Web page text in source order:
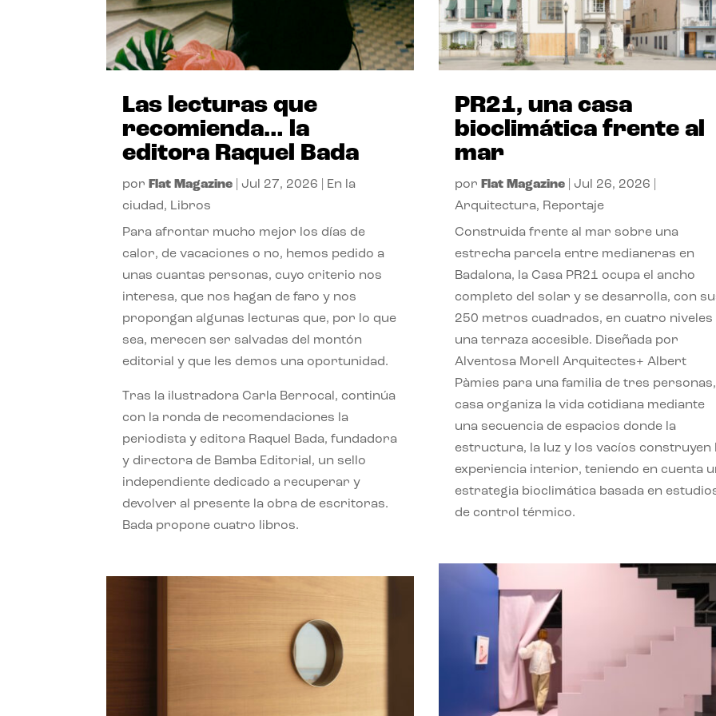
Las lecturas que
recomienda… la
editora Raquel Bada
por Flat Magazine Jul 27, 2026
En la
ciudad, Libros
Para afrontar mucho mejor los días de
calor, de vacaciones o no, hemos pedido a
unas cuantas personas, cuyo criterio nos
interesa, que nos hagan de faro y nos
propongan algunas lecturas que, por lo que
sea, merecen ser salvadas del montón
editorial y que les demos una oportunidad.
Tras la ilustradora Carla Berrocal, continúa
con la ronda de recomendaciones la
periodista y editora Raquel Bada, fundadora
y directora de Bamba Editorial, un sello
independiente dedicado a recuperar y
devolver al presente la obra de escritoras.
Bada propone cuatro libros.
PR21, una casa
bioclimática frente al
mar
por Flat Magazine| Jul 26, 2026
Arquitectura, Reportaje
Construida frente al mar sobre una
estrecha parcela entre medianeras en
Badalona, la Casa PR21 ocupa el ancho
completo del solar y se desarrolla, con
250 metros cuadrados, en cuatro niveles
una terraza accesible. Diseñada por
Alventosa Morell Arquitectes+ Albert
Pàmies para una familia de tres
casa organiza la vida cotidiana mediante
una secuencia de espacios donde la
estructura, la luz y los vacíos construyen
experiencia interior, teniendo en cuenta
estrategia bioclimática basada en
de control térmico.